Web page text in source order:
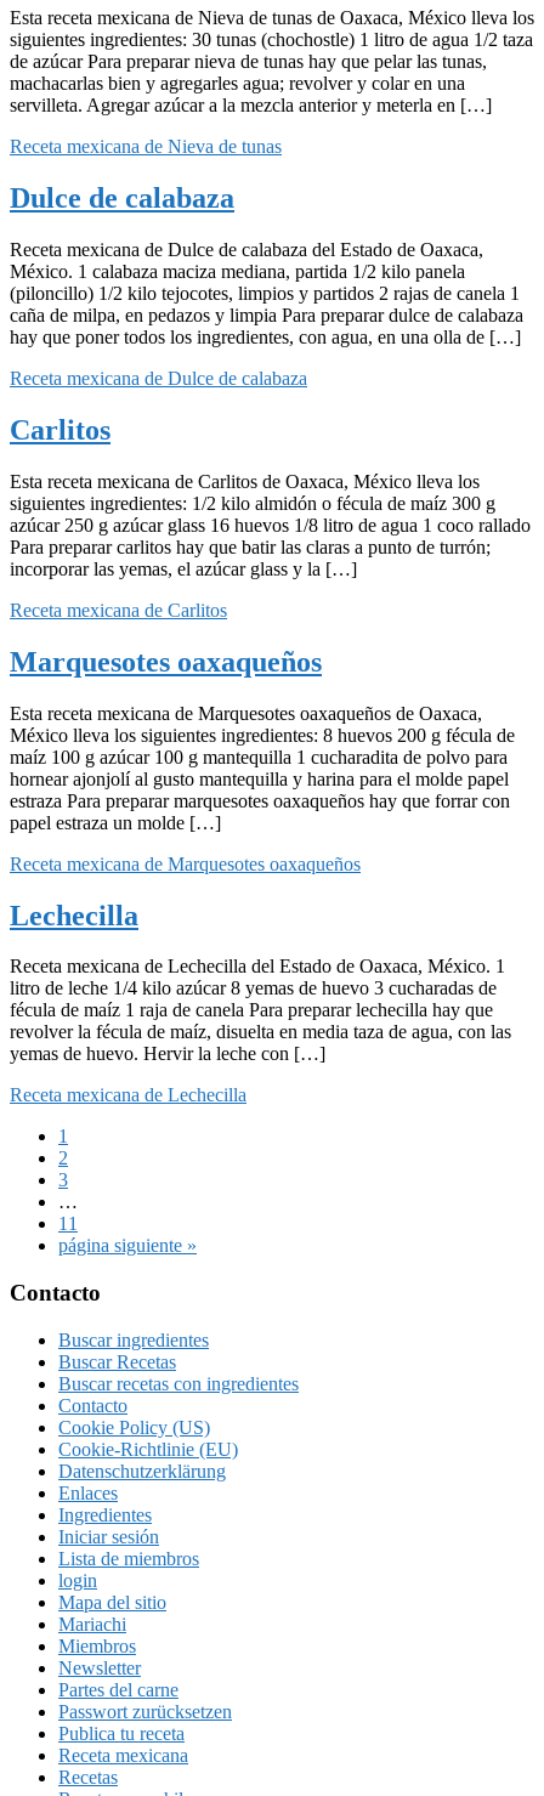
Esta receta mexicana de Nieva de tunas de Oaxaca, México lleva los
siguientes ingredientes: 30 tunas (chochostle) 1 litro de agua 1/2 taza
de azúcar Para preparar nieva de tunas hay que pelar las tunas,
machacarlas bien y agregarles agua; revolver y colar en una
servilleta. Agregar azúcar a la mezcla anterior y meterla en […]
Receta mexicana de Nieva de tunas
Dulce de calabaza
Receta mexicana de Dulce de calabaza del Estado de Oaxaca,
México. 1 calabaza maciza mediana, partida 1/2 kilo panela
(piloncillo) 1/2 kilo tejocotes, limpios y partidos 2 rajas de canela 1
caña de milpa, en pedazos y limpia Para preparar dulce de calabaza
hay que poner todos los ingredientes, con agua, en una olla de […]
Receta mexicana de Dulce de calabaza
Carlitos
Esta receta mexicana de Carlitos de Oaxaca, México lleva los
siguientes ingredientes: 1/2 kilo almidón o fécula de maíz 300 g
azúcar 250 g azúcar glass 16 huevos 1/8 litro de agua 1 coco rallado
Para preparar carlitos hay que batir las claras a punto de turrón;
incorporar las yemas, el azúcar glass y la […]
Receta mexicana de Carlitos
Marquesotes oaxaqueños
Esta receta mexicana de Marquesotes oaxaqueños de Oaxaca,
México lleva los siguientes ingredientes: 8 huevos 200 g fécula de
maíz 100 g azúcar 100 g mantequilla 1 cucharadita de polvo para
hornear ajonjolí al gusto mantequilla y harina para el molde papel
estraza Para preparar marquesotes oaxaqueños hay que forrar con
papel estraza un molde […]
Receta mexicana de Marquesotes oaxaqueños
Lechecilla
Receta mexicana de Lechecilla del Estado de Oaxaca, México. 1
litro de leche 1/4 kilo azúcar 8 yemas de huevo 3 cucharadas de
fécula de maíz 1 raja de canela Para preparar lechecilla hay que
revolver la fécula de maíz, disuelta en media taza de agua, con las
yemas de huevo. Hervir la leche con […]
Receta mexicana de Lechecilla
Página
1
Página
2
Página
3
Páginas
intermedias
omitidas
…
Página
11
Ir
la
página siguiente »
Footer
Contacto
Buscar ingredientes
Buscar Recetas
Buscar recetas con ingredientes
Contacto
Cookie Policy (US)
Cookie-Richtlinie (EU)
Datenschutzerklärung
Enlaces
Ingredientes
Iniciar sesión
Lista de miembros
login
Mapa del sitio
Mariachi
Miembros
Newsletter
Partes del carne
Passwort zurücksetzen
Publica tu receta
Receta mexicana
Recetas